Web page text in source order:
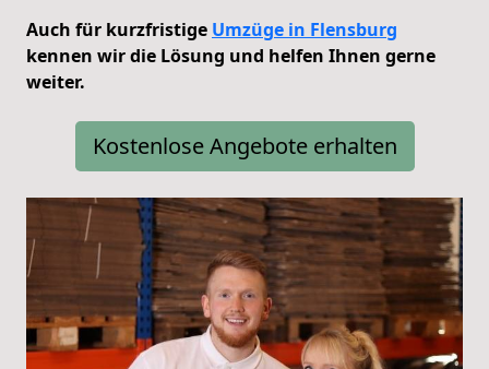
Auch für kurzfristige Umzüge in Flensburg
kennen wir die Lösung und helfen Ihnen gerne
weiter.
Kostenlose Angebote erhalten